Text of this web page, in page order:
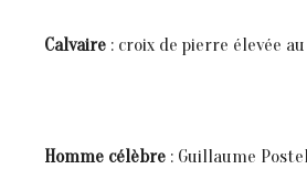
Calvaire : croix de pierre élevée
Homme célèbre : Guillaume